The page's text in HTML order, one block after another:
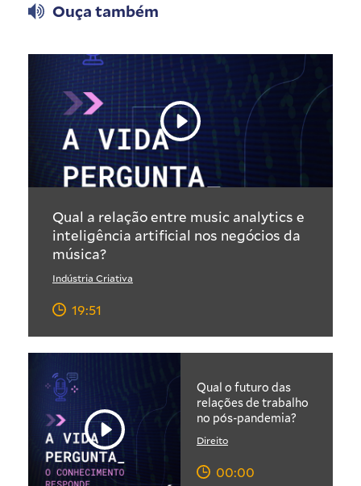
Ouça também
Qual a relação entre music analytics e
inteligência artificial nos negócios da
música?
Indústria Criativa
19:51
Qual o futuro das
relações de trabalho
no pós-pandemia?
Direito
00:00